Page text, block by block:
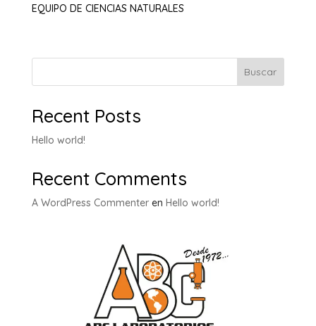
EQUIPO DE CIENCIAS NATURALES
Buscar
Recent Posts
Hello world!
Recent Comments
A WordPress Commenteren Hello world!